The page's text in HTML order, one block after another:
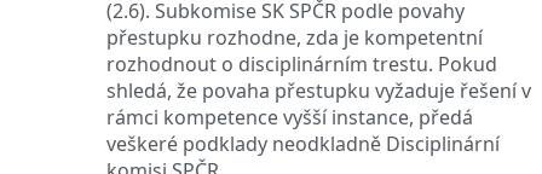
(2.6). Subkomise SK SPČR podle povahy
přestupku rozhodne, zda je kompetentní
rozhodnout o disciplinárním trestu. Pokud
shledá, že povaha přestupku vyžaduje řešení v
rámci kompetence vyšší instance, předá
veškeré podklady neodkladně Disciplinární